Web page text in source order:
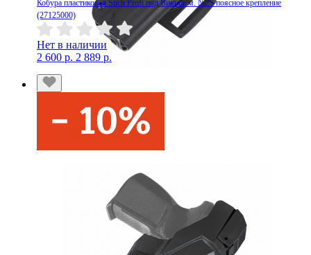
Кобура пластиковая Stich Profi под Викинг м. №25 поясное крепление
(27125000)
Нет в наличии
2 600 р. 2 889 р.